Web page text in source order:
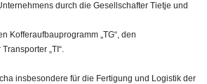
durch die Gesellschafter Tietje und
Kofferaufbauprogramm „TG“, den
„TI“.
insbesondere für die Fertigung und Logistik der